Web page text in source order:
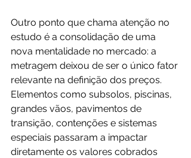
Outro ponto que chama atenção no
estudo é a consolidação de uma
nova mentalidade no mercado: a
metragem deixou de ser o único fator
relevante na definição dos preços.
Elementos como subsolos, piscinas,
grandes vãos, pavimentos de
transição, contenções e sistemas
especiais passaram a impactar
diretamente os valores cobrados